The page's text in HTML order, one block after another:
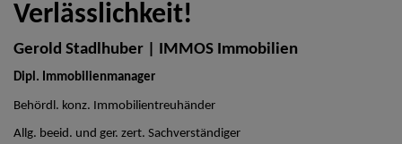
Verlässlichkeit!
Gerold Stadlhuber | IMMOS Immobilien
Dipl. Immobilienmanager
Behördl. konz. Immobilientreuhänder
Allg. beeid. und ger. zert. Sachverständiger